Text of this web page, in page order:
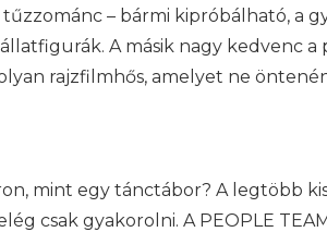
– bármi kipróbálható, a
A másik nagy kedvenc
rajzfilmhős, amelyet ne
mint egy tánctábor? A legtöbb
csak gyakorolni. A PEOPLE